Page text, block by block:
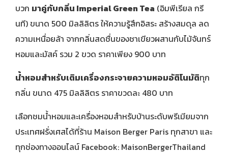
บวก มาคู่กับกลิ่น Imperial Green Tea (อิมพีเรียล กรี
นที) ขนาด 500 มิลลิลิตร ให้ความรู้สึกอิสระ สร้างสมดุล ลด
ความเหนื่อยล้า จากกลิ่นสดชื่นของชาเขียวผสานกับไม้จันทร์
หอมและมัสค์ รวม 2 ขวด ราคาเพียง 900 บาท
น้ำหอมสำหรับเติมเครื่องกระจายความหอมอัติโนมัติทุก
กลิ่น ขนาด 475 มิลลิลิตร ราคาขวดละ 480 บาท
เลือกชมน้ำหอมและเครื่องหอมสำหรับบ้านระดับพรีเมียมจาก
ประเทศฝรั่งเศสได้ที่ร้าน Maison Berger Paris ทุกสาขา และ
ทุกช่องทางออนไลน์ Facebook: MaisonBergerThailand